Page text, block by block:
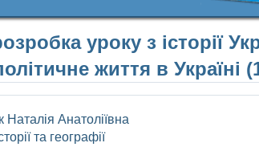
уроку з історії
життя в Україні
Наталія Анатоліївна
та географії